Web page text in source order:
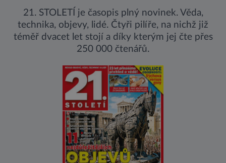
21. STOLETÍ je časopis plný novinek. Věda,
technika, objevy, lidé. Čtyři pilíře, na nichž již
téměř dvacet let stojí a díky kterým jej čte přes
250 000 čtenářů.